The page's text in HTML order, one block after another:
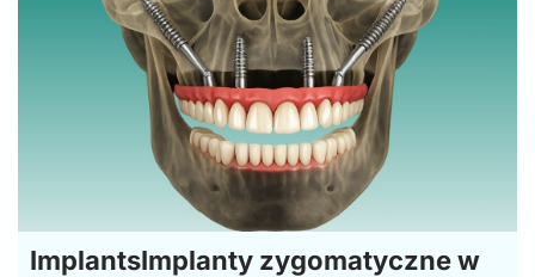
ImplantsImplanty zygomatyczne w